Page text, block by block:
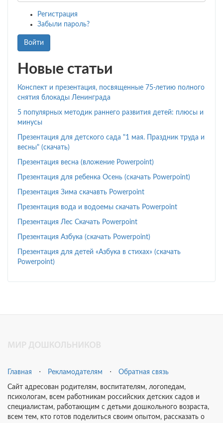
Регистрация
Забыли пароль?
Войти
Новые статьи
Конспект и презентация, посвященные 75-летию полного
снятия блокады Ленинграда
5 популярных методик раннего развития детей: плюсы и
минусы
Презентация для детского сада "1 мая. Праздник труда и
весны" (скачать)
Презентация весна (вложение Powerpoint)
Презентация для ребенка Осень (скачать Powerpoint)
Презентация Зима скачавть Powerpoint
Презентация вода и водоемы скачать Powerpoint
Презентация Лес Скачать Powerpoint
Презентация Азбука (скачать Powerpoint)
Презентация для детей «Азбука в стихах» (скачать
Powerpoint)
Главная ⋅ Рекламодателям ⋅ Обратная связь
Сайт адресован родителям, воспитателям, логопедам,
психологам, всем работникам российских детских садов и
специалистам, работающим с детьми дошкольного возраста,
всем тем, кто готов поделиться своим опытом, рассказать о